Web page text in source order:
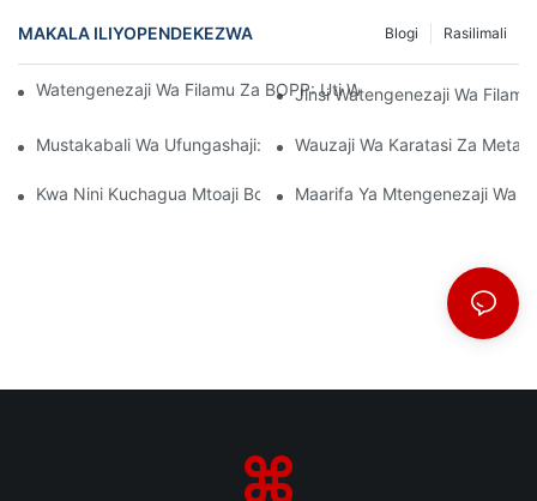
MAKALA ILIYOPENDEKEZWA Rasilimali
Blogi
Watengenezaji Wa Filamu Za BOPP: Uti Wa Mgongo Wa
Jinsi Watengenezaji Wa
Mustakabali Wa Ufungashaji: Maarifa Kutoka Kwa
Wauzaji Wa Karatasi Za
Kwa Nini Kuchagua Mtoaji Bora Wa Filamu Wa BOPP Ni Muhimu
Maarifa Ya Mtengenezaji Wa